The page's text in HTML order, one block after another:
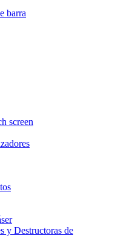
barra
screen
y Destructoras de